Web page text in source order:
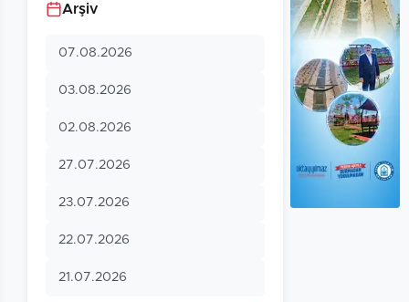
Arşiv
07.08.2026
03.08.2026
02.08.2026
27.07.2026
23.07.2026
22.07.2026
21.07.2026